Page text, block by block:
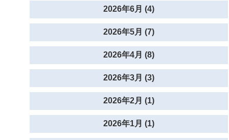
2026年6月 (4)
2026年5月 (7)
2026年4月 (8)
2026年3月 (3)
2026年2月 (1)
2026年1月 (1)